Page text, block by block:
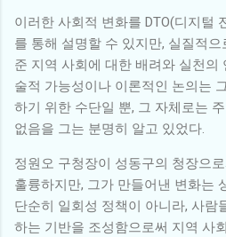
이러한 사회적 변화를 DTO(디지털
를 통해 설명할 수 있지만, 실질적
준 지역 사회에 대한 배려와 실천의
술적 가능성이나 이론적인 논의는
하기 위한 수단일 뿐, 그 자체로는
없음을 그는 분명히 알고 있었다.
정원오 구청장이 성동구의 청장으
훌륭하지만, 그가 만들어낸 변화는
단순히 일회성 정책이 아니라, 사람
하는 기반을 조성함으로써 지역 사